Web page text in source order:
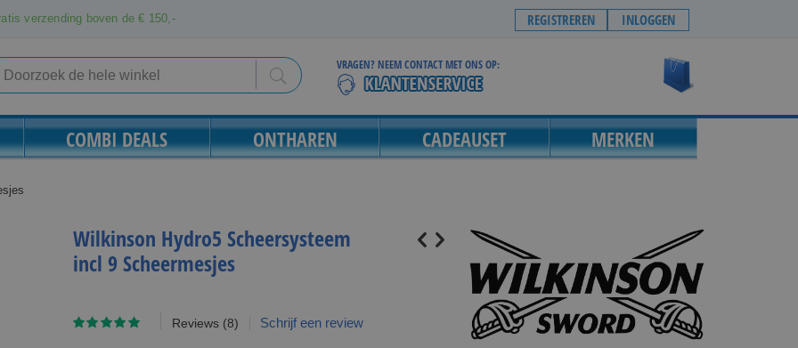
verzending boven de € 150,- REGISTREREN INLOGGEN
Search
VRAGEN? NEEM CONTACT MET ONS OP:
COMBI DEALS ONTHAREN CADEAUSET MERKEN
Wilkinson Hydro5 Scheersysteem
incl 9 Scheermesjes
Waardering:
Reviews (8) Schrijf een review